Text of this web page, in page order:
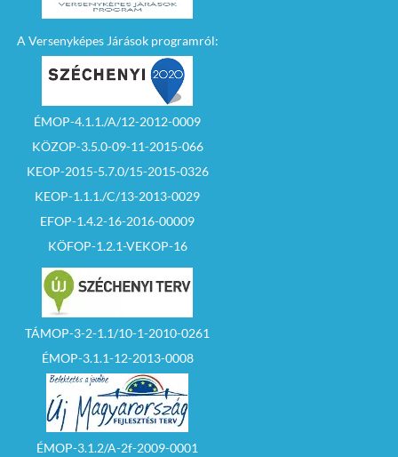
A Versenyképes Járások programról:
ÉMOP-4.1.1./A/12-2012-0009
KÖZOP-3.5.0-09-11-2015-066
KEOP-2015-5.7.0/15-2015-0326
KEOP-1.1.1./C/13-2013-0029
EFOP-1.4.2-16-2016-00009
KÖFOP-1.2.1-VEKOP-16
TÁMOP-3-2-1.1/10-1-2010-0261
ÉMOP-3.1.1-12-2013-0008
ÉMOP-3.1.2/A-2f-2009-0001